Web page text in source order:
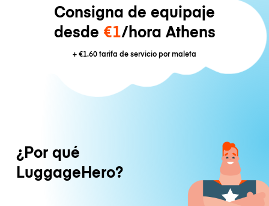
Consigna de equipaje
desde €1/hora Athens
+€1.60tarifa de servicio por maleta
¿Por qué
LuggageHero?